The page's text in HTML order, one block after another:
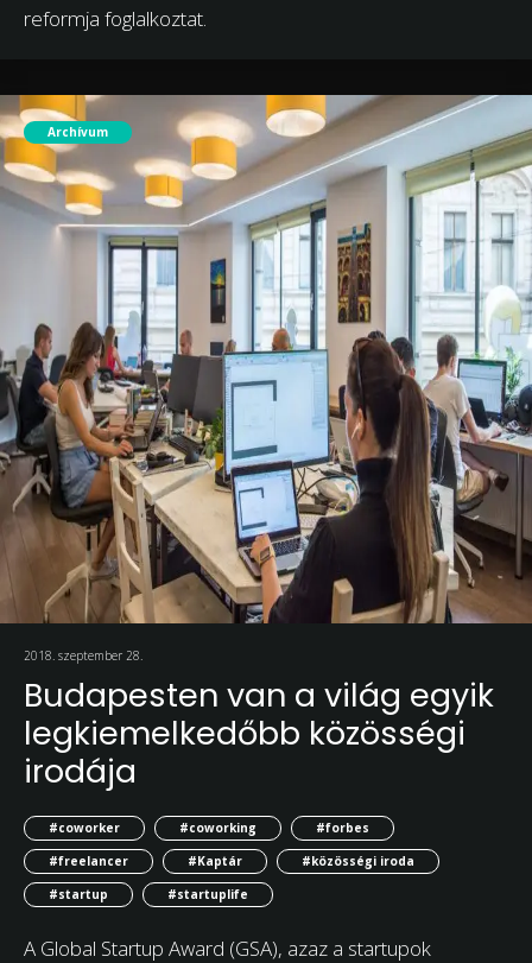
reformja foglalkoztat.
Archívum
2018. szeptember 28.
Budapesten van a világ egyik
legkiemelkedőbb közösségi
irodája
#coworker #coworking
#forbes
#freelancer
#Kaptár
#közösségi iroda
#startup
#startuplife
A Global Startup Award (GSA), azaz a startupok